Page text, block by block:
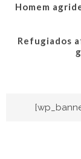
Homem
Refugiados